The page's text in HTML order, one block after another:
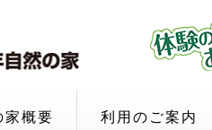
家概要 利用のご案内